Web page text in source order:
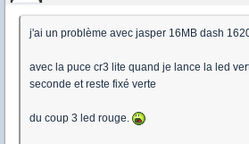
j'ai un problème avec jasper 16MB dash
avec la puce cr3 lite quand je lance la led
seconde et reste fixé verte
du coup 3 led rouge.